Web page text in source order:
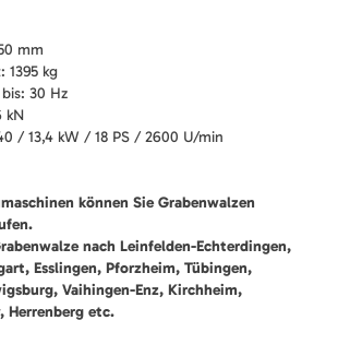
mm
1395 kg
30 Hz
kN
/ 13,4 kW / 18 PS / 2600 U/min
können Sie Grabenwalzen
nach Leinfelden-Echterdingen,
Esslingen, Pforzheim, Tübingen,
Vaihingen-Enz, Kirchheim,
Herrenberg etc.